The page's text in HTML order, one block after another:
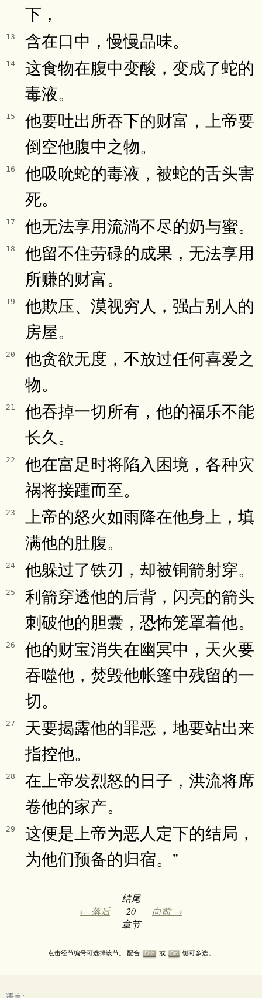
下，
13 含在口中，慢慢品味。
14
这食物在腹中变酸，变成了蛇的
毒液。
15
他要吐出所吞下的财富，上帝要
倒空他腹中之物。
16
他吸吮蛇的毒液，被蛇的舌头害
死。
17 他无法享用流淌不尽的奶与蜜。
18
他留不住劳碌的成果，无法享用
所赚的财富。
19
他欺压、漠视穷人，强占别人的
房屋。
20
他贪欲无度，不放过任何喜爱之
物。
21
他吞掉一切所有，他的福乐不能
长久。
22
他在富足时将陷入困境，各种灾
祸将接踵而至。
23
上帝的怒火如雨降在他身上，填
满他的肚腹。
24 他躲过了铁刃，却被铜箭射穿。
25
利箭穿透他的后背，闪亮的箭头
刺破他的胆囊，恐怖笼罩着他。
26
他的财宝消失在幽冥中，天火要
吞噬他，焚毁他帐篷中残留的一
切。
27
天要揭露他的罪恶，地要站出来
指控他。
28
在上帝发烈怒的日子，洪流将席
卷他的家产。
29
这便是上帝为恶人定下的结局，
为他们预备的归宿。”
← 落后
结尾
20
章节
向前 →
点击经节编号可选择该节。 配合 Shift 或 Ctrl 键可多选。